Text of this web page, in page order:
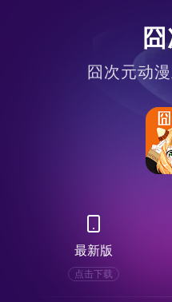
囧次元动
最新版
点击下载